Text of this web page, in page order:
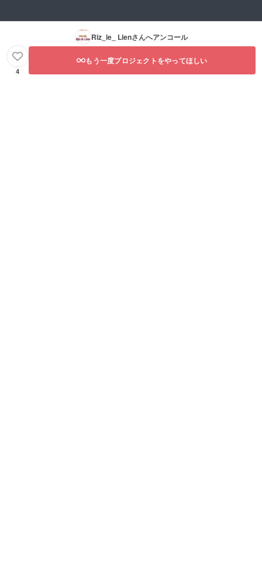
Riz_le_ Lienさんへアンコール
4
もう一度プロジェクトをやってほしい